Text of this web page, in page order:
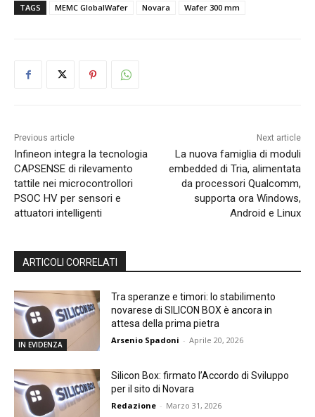
TAGS MEMC GlobalWafer Novara Wafer 300 mm
Previous article
Infineon integra la tecnologia
CAPSENSE di rilevamento
tattile nei microcontrollori
PSOC HV per sensori e
attuatori intelligenti
Next article
La nuova famiglia di moduli
embedded di Tria, alimentata
da processori Qualcomm,
supporta ora Windows,
Android e Linux
ARTICOLI CORRELATI
IN EVIDENZA
Tra speranze e timori: lo stabilimento
novarese di SILICON BOX è ancora in
attesa della prima pietra
Arsenio Spadoni - Aprile 20, 2026
Silicon Box: firmato l’Accordo di Sviluppo
per il sito di Novara
Redazione - Marzo 31, 2026